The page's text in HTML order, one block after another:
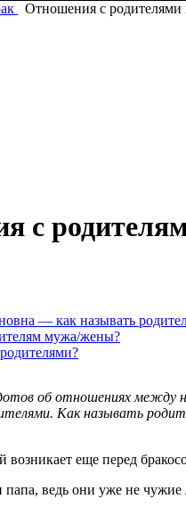
Отношения с родителями
с
— как называть
мужа/жены?
об отношениях между
Как называть
еще перед
ведь они уже не